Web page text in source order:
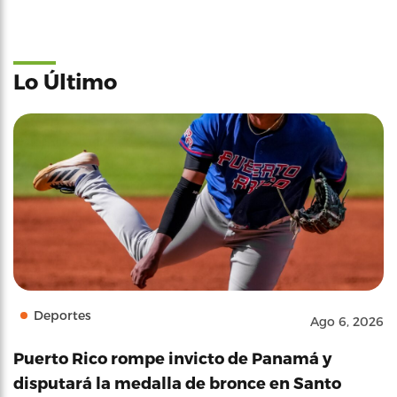
Lo Último
Deportes Ago 6, 2026
Puerto Rico rompe invicto de Panamá y
disputará la medalla de bronce en Santo